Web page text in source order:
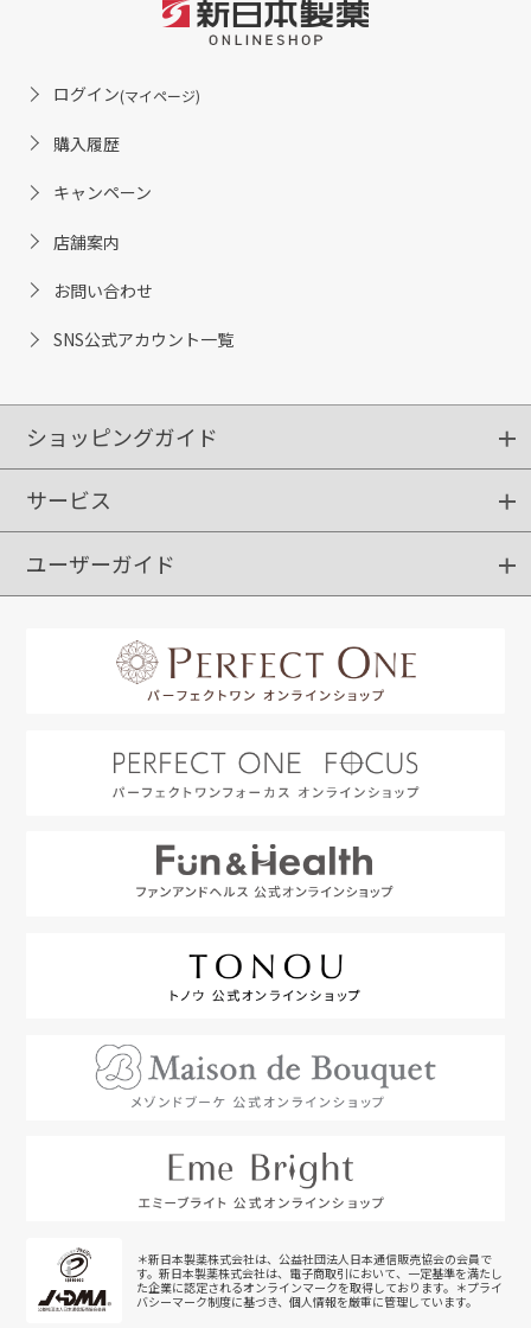
ログイン(マイページ)
購入履歴
キャンペーン
店舗案内
お問い合わせ
SNS公式アカウント一覧
ショッピングガイド
ショッピングガイド
ご注文方法
送料・配送
クーポンご利用方法
サービス
定期購入
ポイントサービス
お知らせメール
ユーザーガイド
＊新日本製薬株式会社は、公益社団法人日本通信販売協会の会員で
す。新日本製薬株式会社は、電子商取引において、一定基準を満たし
た企業に認定されるオンラインマークを取得しております。＊プライ
バシーマーク制度に基づき、個人情報を厳重に管理しています。